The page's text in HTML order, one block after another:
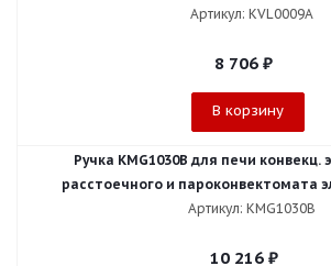
Артикул: KVL0009A
8 706 ₽
В корзину
Ручка KMG1030B для печи конвекц.
расстоечного и пароконвектомата
Артикул: KMG1030B
10 216₽